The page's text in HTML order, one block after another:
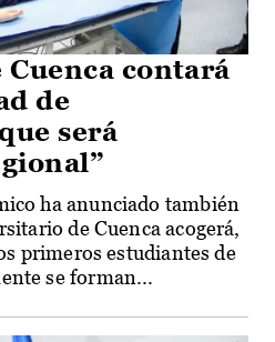
contará
de
será
ha anunciado también
de Cuenca acogerá,
primeros estudiantes de
se forman...